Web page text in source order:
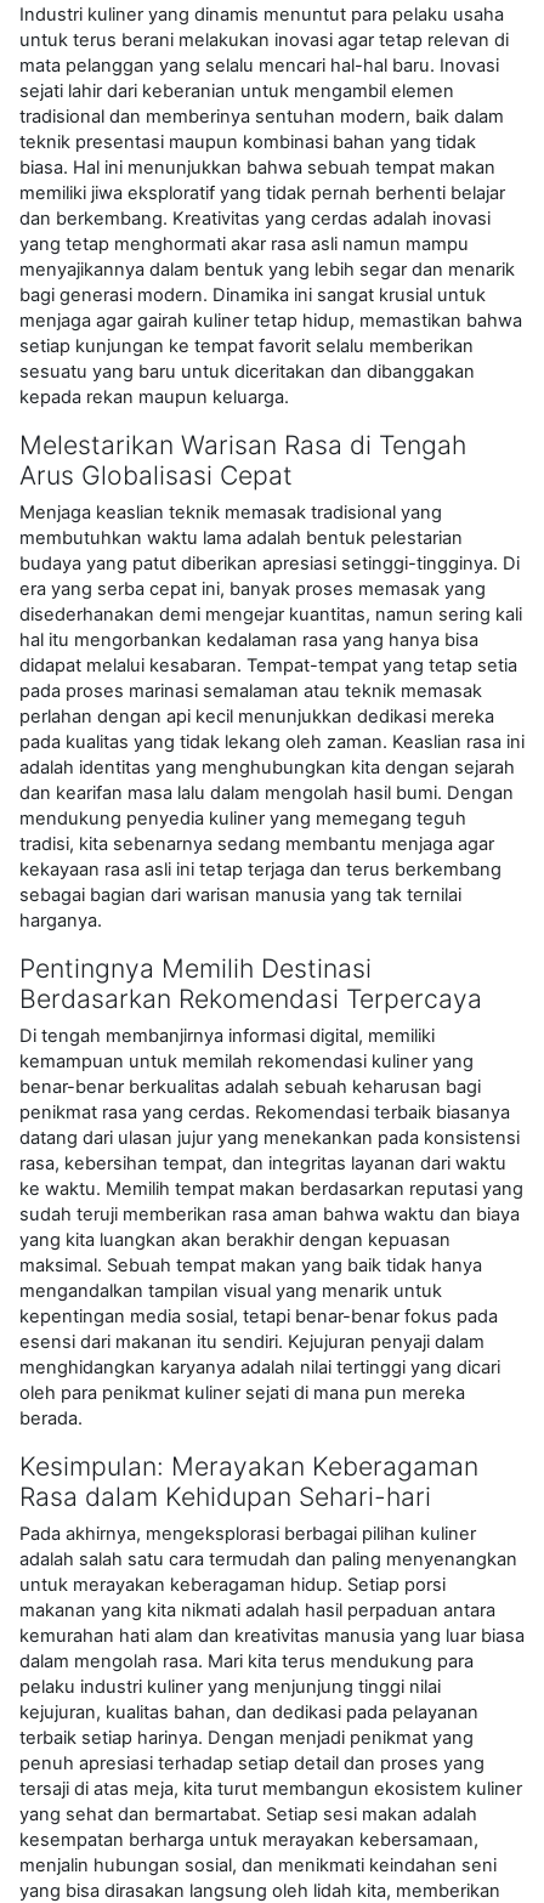
Industri kuliner yang dinamis menuntut para pelaku usaha
untuk terus berani melakukan inovasi agar tetap relevan di
mata pelanggan yang selalu mencari hal-hal baru. Inovasi
sejati lahir dari keberanian untuk mengambil elemen
tradisional dan memberinya sentuhan modern, baik dalam
teknik presentasi maupun kombinasi bahan yang tidak
biasa. Hal ini menunjukkan bahwa sebuah tempat makan
memiliki jiwa eksploratif yang tidak pernah berhenti belajar
dan berkembang. Kreativitas yang cerdas adalah inovasi
yang tetap menghormati akar rasa asli namun mampu
menyajikannya dalam bentuk yang lebih segar dan menarik
bagi generasi modern. Dinamika ini sangat krusial untuk
menjaga agar gairah kuliner tetap hidup, memastikan bahwa
setiap kunjungan ke tempat favorit selalu memberikan
sesuatu yang baru untuk diceritakan dan dibanggakan
kepada rekan maupun keluarga.
Melestarikan Warisan Rasa di Tengah
Arus Globalisasi Cepat
Menjaga keaslian teknik memasak tradisional yang
membutuhkan waktu lama adalah bentuk pelestarian
budaya yang patut diberikan apresiasi setinggi-tingginya. Di
era yang serba cepat ini, banyak proses memasak yang
disederhanakan demi mengejar kuantitas, namun sering kali
hal itu mengorbankan kedalaman rasa yang hanya bisa
didapat melalui kesabaran. Tempat-tempat yang tetap setia
pada proses marinasi semalaman atau teknik memasak
perlahan dengan api kecil menunjukkan dedikasi mereka
pada kualitas yang tidak lekang oleh zaman. Keaslian rasa ini
adalah identitas yang menghubungkan kita dengan sejarah
dan kearifan masa lalu dalam mengolah hasil bumi. Dengan
mendukung penyedia kuliner yang memegang teguh
tradisi, kita sebenarnya sedang membantu menjaga agar
kekayaan rasa asli ini tetap terjaga dan terus berkembang
sebagai bagian dari warisan manusia yang tak ternilai
harganya.
Pentingnya Memilih Destinasi
Berdasarkan Rekomendasi Terpercaya
Di tengah membanjirnya informasi digital, memiliki
kemampuan untuk memilah rekomendasi kuliner yang
benar-benar berkualitas adalah sebuah keharusan bagi
penikmat rasa yang cerdas. Rekomendasi terbaik biasanya
datang dari ulasan jujur yang menekankan pada konsistensi
rasa, kebersihan tempat, dan integritas layanan dari waktu
ke waktu. Memilih tempat makan berdasarkan reputasi yang
sudah teruji memberikan rasa aman bahwa waktu dan biaya
yang kita luangkan akan berakhir dengan kepuasan
maksimal. Sebuah tempat makan yang baik tidak hanya
mengandalkan tampilan visual yang menarik untuk
kepentingan media sosial, tetapi benar-benar fokus pada
esensi dari makanan itu sendiri. Kejujuran penyaji dalam
menghidangkan karyanya adalah nilai tertinggi yang dicari
oleh para penikmat kuliner sejati di mana pun mereka
berada.
Kesimpulan: Merayakan Keberagaman
Rasa dalam Kehidupan Sehari-hari
Pada akhirnya, mengeksplorasi berbagai pilihan kuliner
adalah salah satu cara termudah dan paling menyenangkan
untuk merayakan keberagaman hidup. Setiap porsi
makanan yang kita nikmati adalah hasil perpaduan antara
kemurahan hati alam dan kreativitas manusia yang luar biasa
dalam mengolah rasa. Mari kita terus mendukung para
pelaku industri kuliner yang menjunjung tinggi nilai
kejujuran, kualitas bahan, dan dedikasi pada pelayanan
terbaik setiap harinya. Dengan menjadi penikmat yang
penuh apresiasi terhadap setiap detail dan proses yang
tersaji di atas meja, kita turut membangun ekosistem kuliner
yang sehat dan bermartabat. Setiap sesi makan adalah
kesempatan berharga untuk merayakan kebersamaan,
menjalin hubungan sosial, dan menikmati keindahan seni
yang bisa dirasakan langsung oleh lidah kita, memberikan